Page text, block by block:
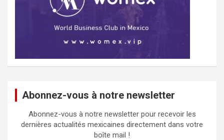
Abonnez-vous à notre newsletter
Abonnez-vous à notre newsletter pour recevoir les
dernières actualités mexicaines directement dans votre
boîte mail !